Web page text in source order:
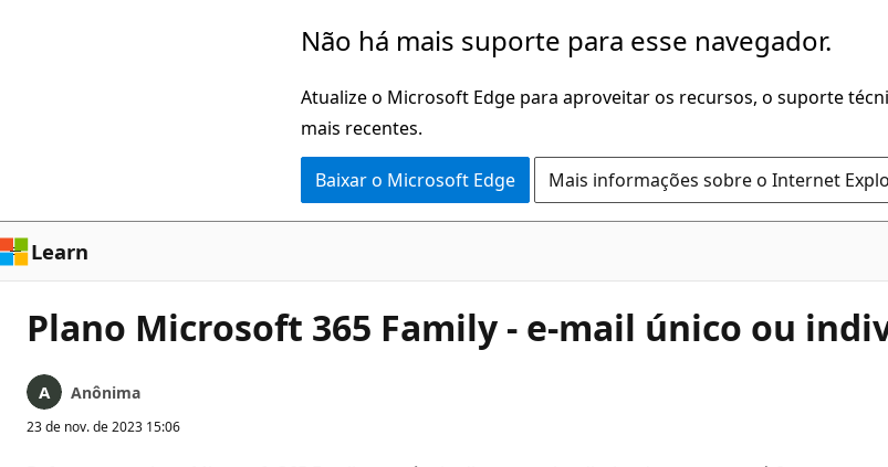
Não há mais suporte para esse navegador.
Atualize o Microsoft Edge para aproveitar os recursos, o suporte
mais recentes.
Baixar o Microsoft Edge Mais informações sobre o Internet
Learn
Plano Microsoft 365 Family - e-mail único ou
Anônima
23 de nov. de 2023 15:06